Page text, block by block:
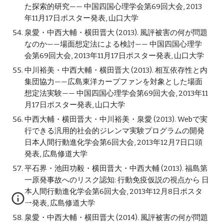
た探索的研究—— 中国四国心理学会第69回大会, 2013
年11月17日ポスター発表, 山口大学
泉愛・中西大輔・横田晋大 (2013). 風評被害の何が問題
なのか——場面想定法による検討—— 中国四国心理学
会第69回大会, 2013年11月17日ポスター発表, 山口大学
中川裕美・中西大輔・横田晋大 (2013). 相互依存性と内
集団協力——広島東洋カープファンを対象とした場面
想定法実験—— 中国四国心理学会第69回大会, 2013年11
月17日ポスター発表, 山口大学
中西大輔・横田晋大・中川裕美・泉愛 (2013). Webで実
行できる汎用的社会的ジレンマ実験プログラムの開発
日本人間行動進化学会第6回大会, 2013年12月7日口頭
発表, 広島修道大学
平石界・池田功毅・横田晋大・中西大輔 (2013). 福島第
一原発事故へのリスク認知: 行動免疫仮説の視点から 日
本人間行動進化学会第6回大会, 2013年12月8日ポスタ
ー発表, 広島修道大学
泉愛・中西大輔・横田晋大 (2014). 風評被害の何が問題